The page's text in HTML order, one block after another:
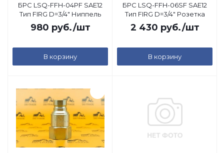
БРС LSQ-FFH-04PF SAE12
Тип FIRG D=3/4" Ниппель
980 руб./шт
В корзину
БРС LSQ-FFH-06SF SAE12
Тип FIRG D=3/4" Розетка
2 430 руб./шт
В корзину